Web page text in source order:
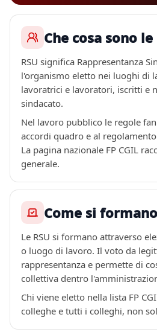
Che cosa sono le
RSU significa Rappresentanza
l'organismo eletto nei luoghi di
lavoratrici e lavoratori, iscritti e
sindacato.
Nel lavoro pubblico le regole
accordi quadro e al
La pagina nazionale FP CGIL
generale.
Come si formano
Le RSU si formano attraverso
o luogo di lavoro. Il voto da
rappresentanza e permette di
collettiva dentro
Chi viene eletto nella lista FP
colleghe e tutti i colleghi, non